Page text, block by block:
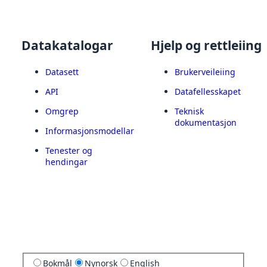
Datakatalogar
Datasett
API
Omgrep
Informasjonsmodellar
Tenester og
hendingar
Hjelp og rettleiing
Brukerveileiing
Datafellesskapet
Teknisk
dokumentasjon
Bokmål Nynorsk English